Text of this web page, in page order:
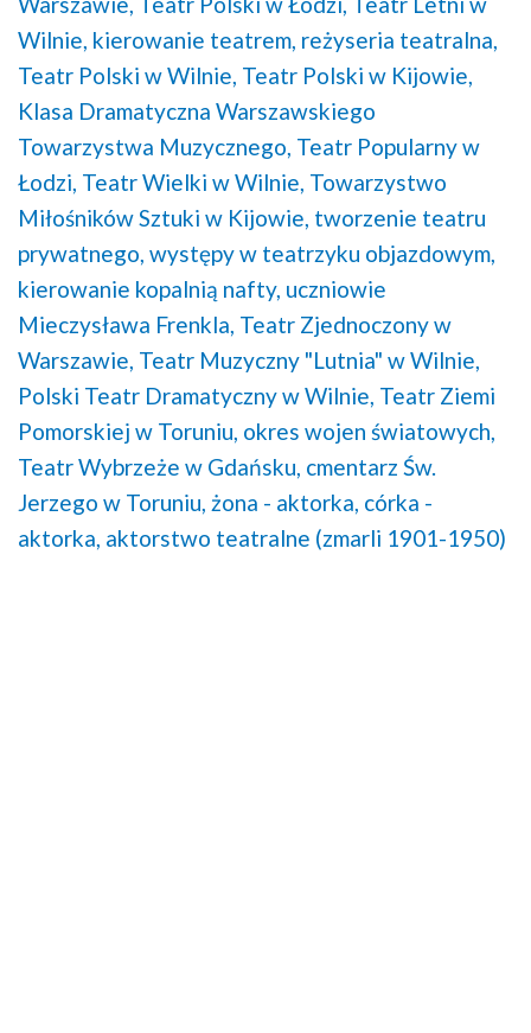
Wilnie, kierowanie teatrem, reżyseria teatralna,
Teatr Polski w Wilnie, Teatr Polski w Kijowie,
Klasa Dramatyczna Warszawskiego
Towarzystwa Muzycznego, Teatr Popularny w
Łodzi, Teatr Wielki w Wilnie, Towarzystwo
Miłośników Sztuki w Kijowie, tworzenie teatru
prywatnego, występy w teatrzyku objazdowym,
kierowanie kopalnią nafty, uczniowie
Mieczysława Frenkla, Teatr Zjednoczony w
Warszawie, Teatr Muzyczny "Lutnia" w Wilnie,
Polski Teatr Dramatyczny w Wilnie, Teatr Ziemi
Pomorskiej w Toruniu, okres wojen światowych,
Teatr Wybrzeże w Gdańsku, cmentarz Św.
Jerzego w Toruniu, żona - aktorka, córka -
aktorka, aktorstwo teatralne (zmarli 1901-1950)